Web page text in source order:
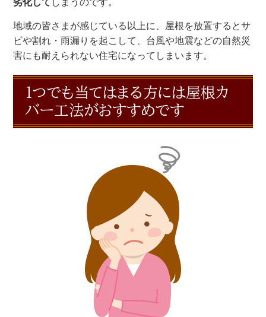
地域の皆さまが感じている以上に、屋根を放置するとサ
ビや割れ・雨漏りを起こして、台風や地震などの自然災
害にも耐えられない住宅になってしまいます。
1つでも当てはまる方には屋根カ
バー工法がおすすめです